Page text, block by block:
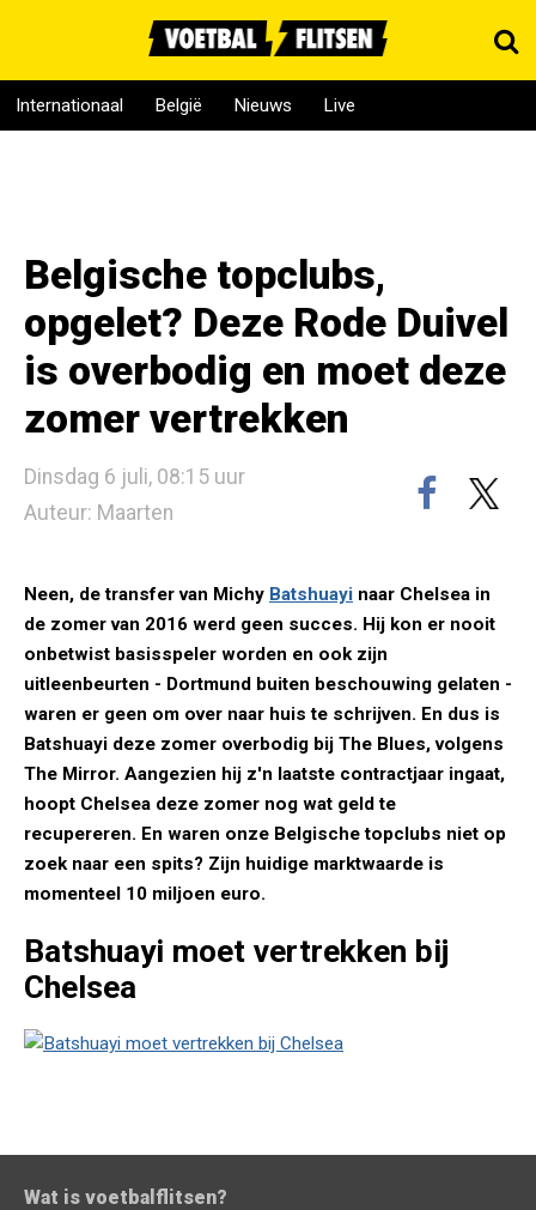
Internationaal België Nieuws Live
Belgische topclubs,
opgelet? Deze Rode Duivel
is overbodig en moet deze
zomer vertrekken
Dinsdag 6 juli, 08:15 uur
Auteur: Maarten
Neen, de transfer van Michy Batshuayi naar Chelsea in
de zomer van 2016 werd geen succes. Hij kon er nooit
onbetwist basisspeler worden en ook zijn
uitleenbeurten - Dortmund buiten beschouwing gelaten -
waren er geen om over naar huis te schrijven. En dus is
Batshuayi deze zomer overbodig bij The Blues, volgens
The Mirror. Aangezien hij z'n laatste contractjaar ingaat,
hoopt Chelsea deze zomer nog wat geld te
recupereren. En waren onze Belgische topclubs niet op
zoek naar een spits? Zijn huidige marktwaarde is
momenteel 10 miljoen euro.
Batshuayi moet vertrekken bij
Chelsea
Wat is voetbalflitsen?